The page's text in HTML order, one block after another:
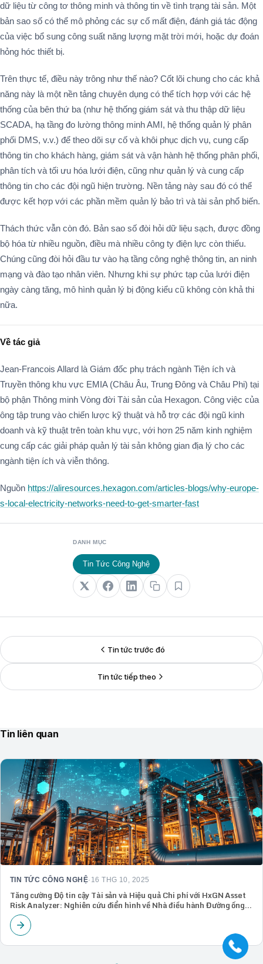
dữ liệu từ công tơ thông minh và thông tin về tình trạng tài sản. Một
bản sao số có thể mô phỏng các sự cố mất điện, đánh giá tác động
của việc bổ sung công suất năng lượng mặt trời mới, hoặc dự đoán
hỏng hóc thiết bị.
Trên thực tế, điều này trông như thế nào? Cốt lõi chung cho các khả
năng này là một nền tảng chuyên dụng có thể tích hợp với các hệ
thống của bên thứ ba (như hệ thống giám sát và thu thập dữ liệu
SCADA, hạ tầng đo lường thông minh AMI, hệ thống quản lý phân
phối DMS, v.v.) để theo dõi sự cố và khôi phục dịch vụ, cung cấp
thông tin cho khách hàng, giám sát và vận hành hệ thống phân phối,
phân tích và tối ưu hóa lưới điện, cũng như quản lý và cung cấp
thông tin cho các đội ngũ hiện trường. Nền tảng này sau đó có thể
được kết hợp với các phần mềm quản lý bảo trì và tài sản phổ biến.
Thách thức vẫn còn đó. Bản sao số đòi hỏi dữ liệu sạch, được đồng
bộ hóa từ nhiều nguồn, điều mà nhiều công ty điện lực còn thiếu.
Chúng cũng đòi hỏi đầu tư vào hạ tầng công nghệ thông tin, an ninh
mạng và đào tạo nhân viên. Nhưng khi sự phức tạp của lưới điện
ngày càng tăng, mô hình quản lý bị động kiểu cũ không còn khả thi
nữa.
Về tác giả
Jean-Francois Allard là Giám đốc phụ trách ngành Tiện ích và
Truyền thông khu vực EMIA (Châu Âu, Trung Đông và Châu Phi) tại
bộ phận Thông minh Vòng đời Tài sản của Hexagon. Công việc của
ông tập trung vào chiến lược kỹ thuật và hỗ trợ các đội ngũ kinh
doanh và kỹ thuật trên toàn khu vực, với hơn 25 năm kinh nghiệm
cung cấp các giải pháp quản lý tài sản không gian địa lý cho các
ngành tiện ích và viễn thông.
Nguồn https://aliresources.hexagon.com/articles-blogs/why-europe-
s-local-electricity-networks-need-to-get-smarter-fast
DANH MỤC
Tin Tức Công Nghệ
Tin tức trước đó
Tin tức tiếp theo
Tin liên quan
TIN TỨC CÔNG NGHỆ· 16 THG 10, 2025
Tăng cường Độ tin cậy Tài sản và Hiệu quả Chi phí với HxGN Asset
Risk Analyzer: Nghiên cứu điển hình về Nhà điều hành Đường ống
Dẫn dầu và Khí đốt Trung nguồn